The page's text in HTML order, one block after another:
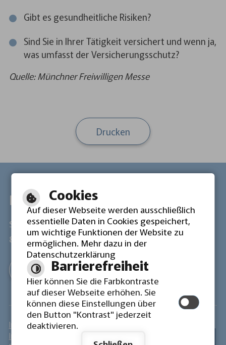
Gibt es gesundheitliche Risiken?
Sind Sie in Ihrer Tätigkeit versichert und wenn ja,
was umfasst der Versicherungsschutz?
Quelle: Münchner Freiwilligen Messe
Drucken
Lokale Agenda 21 Ehingen
Schulgasse 21
89584 Ehingen
Tel: 07391 503 4612
Fax: 07391 503 4146
Mail schreiben
Inhaltsverzeichnis
Impressum
Cookies
Auf dieser Webseite werden ausschließlich
essentielle Daten in Cookies gespeichert,
um wichtige Funktionen der Website zu
ermöglichen. Mehr dazu in der
Datenschutzerklärung
Barrierefreiheit
Hier können Sie die Farbkontraste
auf dieser Webseite erhöhen. Sie
können diese Einstellungen über
den Button "Kontrast" jederzeit
deaktivieren.